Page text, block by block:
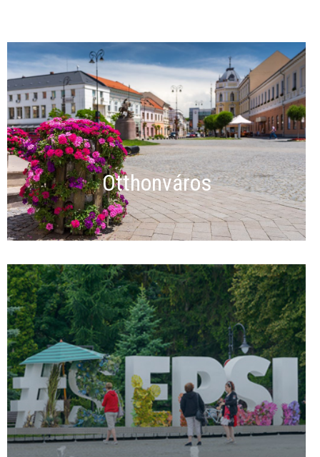
Otthonváros